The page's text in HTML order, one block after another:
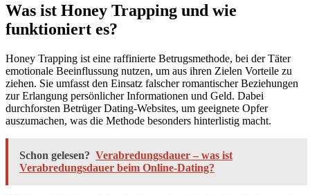
Was ist Honey Trapping und wie
funktioniert es?
Honey Trapping ist eine raffinierte Betrugsmethode, bei der Täter
emotionale Beeinflussung nutzen, um aus ihren Zielen Vorteile zu
ziehen. Sie umfasst den Einsatz falscher romantischer Beziehungen
zur Erlangung persönlicher Informationen und Geld. Dabei
durchforsten Betrüger Dating-Websites, um geeignete Opfer
auszumachen, was die Methode besonders hinterlistig macht.
Schon gelesen? Verabredungsdauer – was ist
Verabredungsdauer beim Online-Dating?